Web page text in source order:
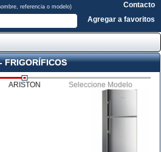
referencia o modelo)
Contacto
Agregar a favoritos
FRIGORÍFICOS
ARISTON Seleccione Modelo